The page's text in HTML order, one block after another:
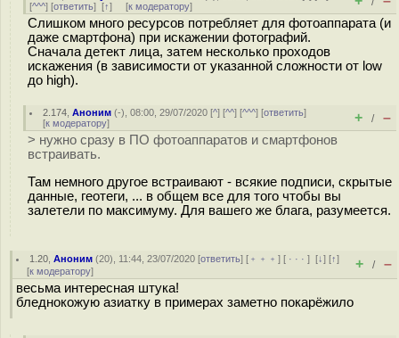
[^^^] [ответить] [↑] [к модератору]
Слишком много ресурсов потребляет для фотоаппарата (и
даже смартфона) при искажении фотографий.
Сначала детект лица, затем несколько проходов
искажения (в зависимости от указанной сложности от low
до high).
2.174 ,Аноним (-), 08:00, 29/07/2020 [^] [^^] [^^^] [ответить]
[к модератору] + / –
> нужно сразу в ПО фотоаппаратов и смартфонов
встраивать.
Там немного другое встраивают - всякие подписи, скрытые
данные, геотеги, ... в общем все для того чтобы вы
залетели по максимуму. Для вашего же блага, разумеется.
1.20 ,Аноним (20), 11:44, 23/07/2020 [ответить] [ ﹢﹢﹢] [ · · ·][↓] [↑]
[к модератору] + / –
весьма интересная штука!
бледнокожую азиатку в примерах заметно покарёжило